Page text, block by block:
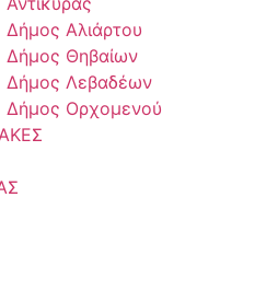
Δήμος Αλιάρτου
Δήμος Θηβαίων
Δήμος Λεβαδέων
Δήμος Ορχομενού